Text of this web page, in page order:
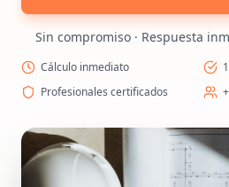
Sin compromiso · Respuesta
Cálculo inmediato
Profesionales certificados